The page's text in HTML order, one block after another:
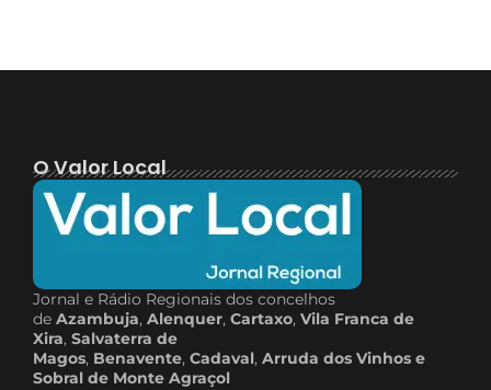
O Valor Local
Jornal e Rádio Regionais dos concelhos
de Azambuja, Alenquer, Cartaxo, Vila Franca de
Xira, Salvaterra de
Magos, Benavente, Cadaval, Arruda dos Vinhos e
Sobral de Monte Agraçol